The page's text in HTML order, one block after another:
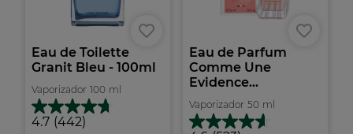
Eau de Toilette
Granit Bleu - 100ml
Vaporizador 100 ml
4.7 (442)
4.7
Eau de Parfum
Comme Une
Evidence...
Vaporizador 50 ml